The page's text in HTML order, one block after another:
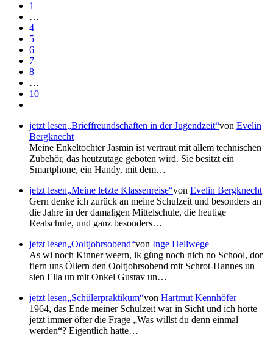
1
…
4
5
6
7
8
…
10
jetzt lesen Brieffreundschaften in der Jugendzeit von Evelin
Bergknecht
Meine Enkeltochter Jasmin ist vertraut mit allem technischen
Zubehör, das heutzutage geboten wird. Sie besitzt ein
Smartphone, ein Handy, mit dem…
jetzt lesen Meine letzte Klassenreise von Evelin Bergknecht
Gern denke ich zurück an meine Schulzeit und besonders an
die Jahre in der damaligen Mittelschule, die heutige
Realschule, und ganz besonders…
jetzt lesen Ooltjohrsobend von Inge Hellwege
As wi noch Kinner weern, ik güng noch nich no School, dor
fiern uns Öllern den Ooltjohrsobend mit Schrot-Hannes un
sien Ella un mit Onkel Gustav un…
jetzt lesen Schülerpraktikum von Hartmut Kennhöfer
1964, das Ende meiner Schulzeit war in Sicht und ich hörte
jetzt immer öfter die Frage
Was willst du denn einmal
werden ? Eigentlich hatte…